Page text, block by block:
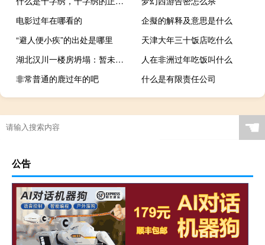
电影过年在哪看的
企擬的解释及意思是什么
“避人便小疾”的出处是哪里
天津大年三十饭店吃什么
湖北汉川一楼房坍塌：暂未发现人员伤亡
人在非洲过年吃饭叫什么
非常普通的鹿过年的吧
什么是有限责任公司
生鸡蛋怎样包装摔不破
☚
公告